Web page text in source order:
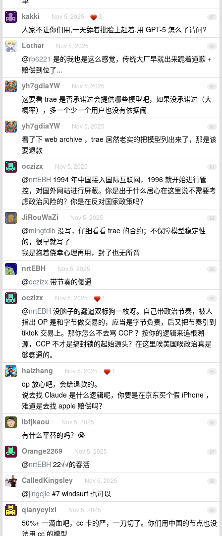
87
kakki Nov 5, 2025 3
人家不让你们用,一天舔着批脸上赶着,用 GPT-5 怎么了请问?
88
Lothar Nov 5, 2025
@rb6221 是的我也是这么感觉，传统大厂早就出来跪着道歉 +
赔偿到位了...
89
yh7gdiaYW Nov 5, 2025
这要看 trae 是否承诺过会提供哪些模型吧，如果没承诺过（大
概率），多一个少一个用户也没有依据闹
90
yh7gdiaYW Nov 5, 2025
看了下 web archive ，trae 居然老实的把模型列出来了，那是该
要退款
91
oczizx Nov 5, 2025
@nrtEBH 1994 年中国接入国际互联网，1996 就开始进行管
控，对国外网站进行屏蔽。你是出于什么居心在这里说不需要考
虑政治风险的？你是在反对国家政策吗？
92
JiRouWaZi Nov 5, 2025
@mingtdlb 没写，仔细看看 trae 的合约；不保障模型稳定性
的，很早就写了
我是抱着侥幸心理再用，封了也无所谓
93
nrtEBH Nov 5, 2025
@oczizx 带节奏的傻逼
94
oczizx Nov 5, 2025 1
@nrtEBH 没脑子的蠢逼双标狗一枚呀。自己带政治节奏，被人
指出 OP 是和字节做交易的，应当是字节负责，后又把节奏引到
tiktok 交易上。那你怎么不去骂 CCP ？按你的逻辑来追根溯
源，CCP 不才是搞封锁的起始源头？在这里唉美国唉政治真是
够蠢逼的。
95
halzhang Nov 5, 2025 1
op 放心吧，会给退款的。
说去找 Claude 是什么逻辑呢，你要是在京东买个假 iPhone ，
难道是去找 apple 赔偿吗？
96
lbfjkaou Nov 5, 2025
有什么平替的吗？😭
97
Orange2269 Nov 5, 2025
@nrtEBH 22√√的春活
98
CalledKingsley Nov 5, 2025
@jingcjie #7 windsurf 也可以
99
qianyeyixi Nov 5, 2025
50%+ 一滴血吧，cc 卡的严，一刀切了。你们用中国的节点也没
法用 cc 的模型